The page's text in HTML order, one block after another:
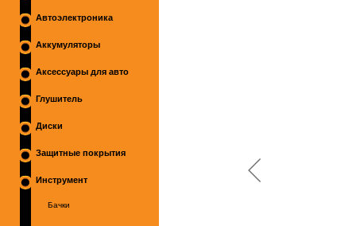
Автоэлектроника
Аккумуляторы
Аксессуары для авто
Глушитель
Диски
Защитные покрытия
Инструмент
Бачки